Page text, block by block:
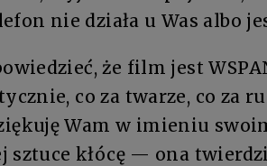
nie działa u Was albo
że film jest
co za twarze, co za
Wam w imieniu
sztuce kłócę — ona